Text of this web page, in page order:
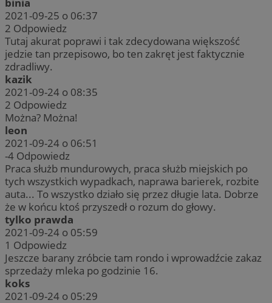
binia
2021-09-25 o 06:37
2 Odpowiedz
Tutaj akurat poprawi i tak zdecydowana większość
jedzie tan przepisowo, bo ten zakręt jest faktycznie
zdradliwy.
kazik
2021-09-24 o 08:35
2 Odpowiedz
Można? Można!
leon
2021-09-24 o 06:51
-4 Odpowiedz
Praca służb mundurowych, praca służb miejskich po
tych wszystkich wypadkach, naprawa barierek, rozbite
auta... To wszystko działo się przez długie lata. Dobrze
że w końcu ktoś przyszedł o rozum do głowy.
tylko prawda
2021-09-24 o 05:59
1 Odpowiedz
Jeszcze barany zróbcie tam rondo i wprowadźcie zakaz
sprzedaży mleka po godzinie 16.
koks
2021-09-24 o 05:29